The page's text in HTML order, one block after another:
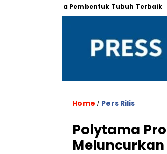
Pembentuk Tubuh Terbaik
Home / Pers Rilis
Polytama